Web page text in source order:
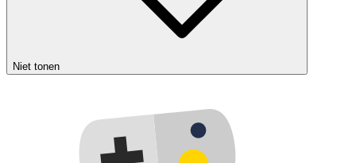
Niet tonen